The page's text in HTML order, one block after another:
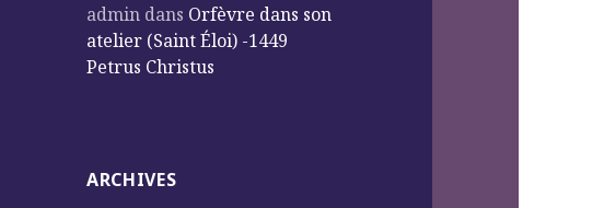
admin dans Orfèvre dans son
atelier (Saint Éloi) -1449
Petrus Christus
ARCHIVES